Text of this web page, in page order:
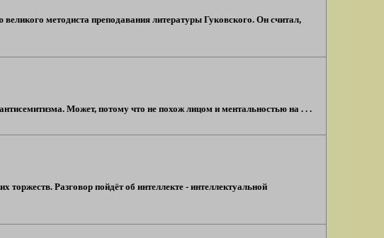
методиста преподавания литературы Гуковского. Он считал,
Может, потому что не похож лицом и ментальностью на . . .
Разговор пойдёт об интеллекте - интеллектуальной